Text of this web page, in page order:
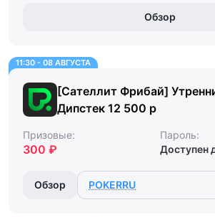
Обзор
11:30 - 08 АВГУСТА
[Сателлит Фрибай]
Дипстек 12 500 р
Призовые:
300 ₽
Пароль:
Доступен
Обзор POKERRU